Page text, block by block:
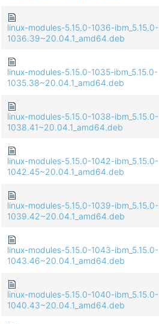
linux-modules-5.15.0-1036-ibm_5.15.0-
1036.39~20.04.1_amd64.deb
linux-modules-5.15.0-1035-ibm_5.15.0-
1035.38~20.04.1_amd64.deb
linux-modules-5.15.0-1038-ibm_5.15.0-
1038.41~20.04.1_amd64.deb
linux-modules-5.15.0-1042-ibm_5.15.0-
1042.45~20.04.1_amd64.deb
linux-modules-5.15.0-1039-ibm_5.15.0-
1039.42~20.04.1_amd64.deb
linux-modules-5.15.0-1043-ibm_5.15.0-
1043.46~20.04.1_amd64.deb
linux-modules-5.15.0-1040-ibm_5.15.0-
1040.43~20.04.1_amd64.deb